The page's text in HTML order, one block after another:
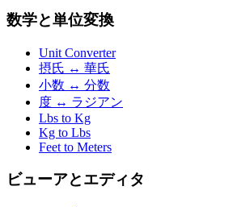
数学と単位変換
Unit Converter
摂氏 ↔ 華氏
小数 ↔ 分数
度 ↔ ラジアン
Lbs to Kg
Kg to Lbs
Feet to Meters
ビューアとエディタ